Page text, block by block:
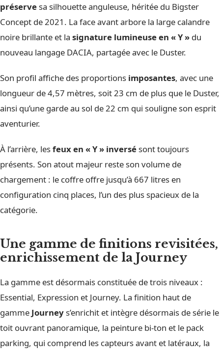
préserve sa silhouette anguleuse, héritée du Bigster
Concept de 2021. La face avant arbore la large calandre
noire brillante et la signature lumineuse en « Y » du
nouveau langage DACIA, partagée avec le Duster.
Son profil affiche des proportions imposantes, avec une
longueur de 4,57 mètres, soit 23 cm de plus que le Duster,
ainsi qu’une garde au sol de 22 cm qui souligne son esprit
aventurier.
À l’arrière, lesfeux en « Y » inversé sont toujours
présents. Son atout majeur reste son volume de
chargement : le coffre offre jusqu’à 667 litres en
configuration cinq places, l’un des plus spacieux de la
catégorie.
Une gamme de finitions revisitées,
enrichissement de la Journey
La gamme est désormais constituée de trois niveaux :
Essential, Expression et Journey. La finition haut de
gamme Journey s’enrichit et intègre désormais de série le
toit ouvrant panoramique, la peinture bi-ton et le pack
parking, qui comprend les capteurs avant et latéraux, la